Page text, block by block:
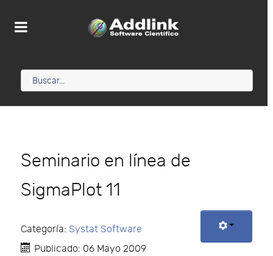
Seminario en línea de
SigmaPlot 11
Categoría: Systat Software
Publicado: 06 Mayo 2009